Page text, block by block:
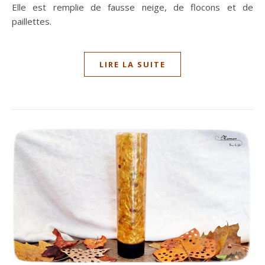
Elle est remplie de fausse neige, de flocons et de
paillettes.
LIRE LA SUITE